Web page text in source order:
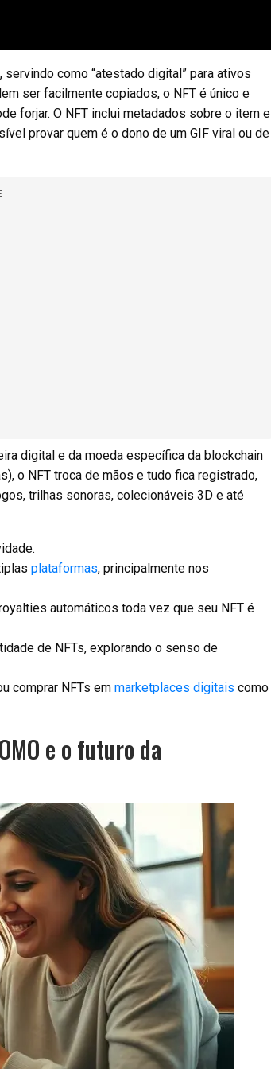
servindo como “atestado digital” para ativos
ser facilmente copiados, o NFT é único e
forjar. O NFT inclui metadados sobre o item e
provar quem é o dono de um GIF viral ou de
digital e da moeda específica da blockchain
o NFT troca de mãos e tudo fica registrado,
trilhas sonoras, colecionáveis 3D e até
plataformas, principalmente nos
automáticos toda vez que seu NFT é
de NFTs, explorando o senso de
comprar NFTs em marketplaces digitais como
e o futuro da